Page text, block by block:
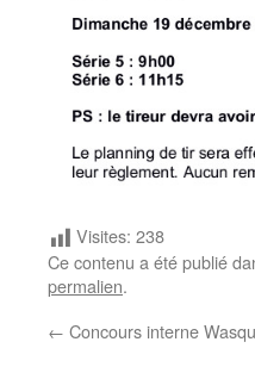
Visites: 238
Ce contenu a été publié
permalien.
← Concours interne